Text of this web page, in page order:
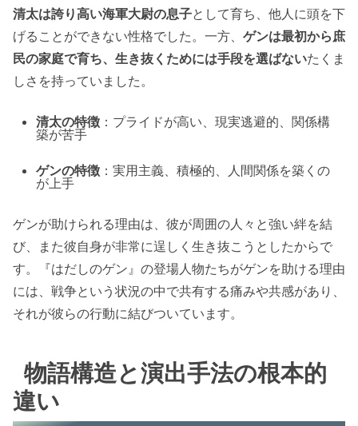
清太は誇り高い海軍大尉の息子として育ち、他人に頭を下
げることができない性格でした。一方、 ゲンは最初から庶
民の家庭で育ち、生き抜くためには手段を選ばないたくま
しさを持っていました。
清太の特徴 ：プライドが高い、現実逃避的、関係構
築が苦手
ゲンの特徴 ：実用主義、積極的、人間関係を築くの
が上手
ゲンが助けられる理由は、彼が周囲の人々と強い絆を結
び、また彼自身が非常に逞しく生き抜こうとしたからで
す。『はだしのゲン』の登場人物たちがゲンを助ける理由
には、戦争という状況の中で共有する痛みや共感があり、
それが彼らの行動に結びついています。
物語構造と演出手法の根本的
違い